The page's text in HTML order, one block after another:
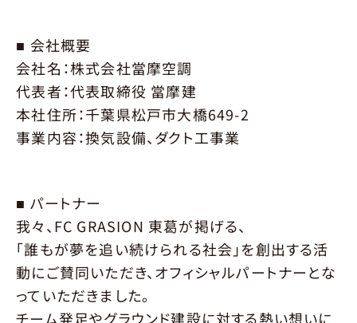
スタッフ
MATCH 試合情報
NEXT MATCH RESULT STANDING
パートナー一覧
パートナーについてお問い合わせ
NEWS ニュース
CONTACT お問合せ
■ 会社概要
会社名：株式会社當摩空調
代表者：代表取締役 當摩建
本社住所：千葉県松戸市大橋649-2
事業内容：換気設備、ダクト工事業
■ パートナー
我々、FC GRASION 東葛が掲げる、
「誰もが夢を追い続けられる社会」を創出する活
動にご賛同いただき、オフィシャルパートナーとな
っていただきました。
チーム発足やグラウンド建設に対する熱い想いに